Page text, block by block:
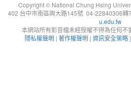
Copyright © National Chung Hsing
402 台中市南區興大路145號 04-22840306
u.edu.tw
本網站所有影音檔未經授權不得為任何不
隱私權聲明 | 著作權聲明 | 資訊安全策略 |